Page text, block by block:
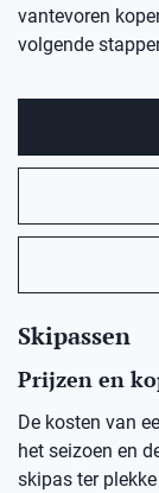
vantevoren
volgende
Skipassen
Prijzen en
De kosten van
het seizoen en
skipas ter